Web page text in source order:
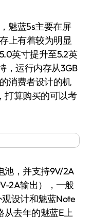
魅蓝5s主要在屏
上有着较为明显
英寸提升至5.2英
，运行内存从3GB
消费者设计的机
打算购买的可以考
，并支持9V/2A
2A输出），一般
设计和魅蓝Note
从去年的魅蓝E上